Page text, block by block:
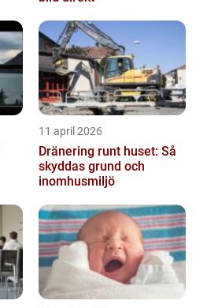
11 april 2026
Dränering runt huset: Så
skyddas grund och
inomhusmiljö